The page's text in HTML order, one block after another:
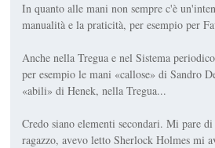
In quanto alle mani non sempre c'è
manualità e la praticità, per esempio per
Anche nella Tregua e nel Sistema
per esempio le mani «callose» di Sandro
«abili» di Henek, nella Tregua...
Credo siano elementi secondari. Mi pare
ragazzo, avevo letto Sherlock Holmes mi